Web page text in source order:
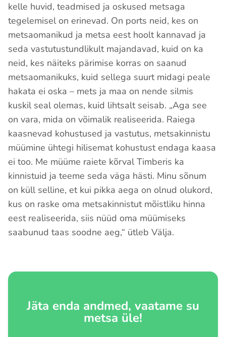
kelle huvid, teadmised ja oskused metsaga
tegelemisel on erinevad. On ports neid, kes on
metsaomanikud ja metsa eest hoolt kannavad ja
seda vastutustundlikult majandavad, kuid on ka
neid, kes näiteks pärimise korras on saanud
metsaomanikuks, kuid sellega suurt midagi peale
hakata ei oska – mets ja maa on nende silmis
kuskil seal olemas, kuid lihtsalt seisab. „Aga see
on vara, mida on võimalik realiseerida. Raiega
kaasnevad kohustused ja vastutus, metsakinnistu
müümine ühtegi hilisemat kohustust endaga kaasa
ei too. Me müüme raiete kõrval Timberis ka
kinnistuid ja teeme seda väga hästi. Minu sõnum
on küll selline, et kui pikka aega on olnud olukord,
kus on raske oma metsakinnistut mõistliku hinna
eest realiseerida, siis nüüd oma müümiseks
saabunud taas soodne aeg,“ ütleb Välja.
Jäta enda andmed, vaatame su
metsa üle!